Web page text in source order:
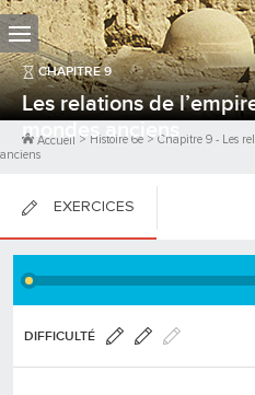
CHAPITRE9
Les relations de
mondes anciens
Accueil > Histoire 6e > Chapitre 9 - Les
anciens
EXERCICES
FICHES DE COURS
DIFFICULTÉ